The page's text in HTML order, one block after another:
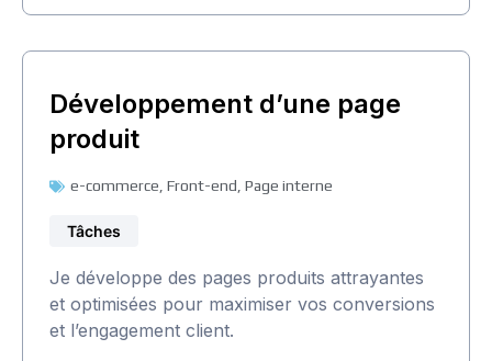
Développement d’une page
produit
e-commerce Front-end Page interne
Tâches
Je développe des pages produits attrayantes
et optimisées pour maximiser vos conversions
et l’engagement client.